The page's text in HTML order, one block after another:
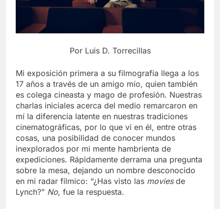
Por Luis D. Torrecillas
Mi exposición primera a su filmografía llega a los
17 años a través de un amigo mío, quien también
es colega cineasta y mago de profesión. Nuestras
charlas iniciales acerca del medio remarcaron en
mí la diferencia latente en nuestras tradiciones
cinematográficas, por lo que vi en él, entre otras
cosas, una posibilidad de conocer mundos
inexplorados por mi mente hambrienta de
expediciones. Rápidamente derrama una pregunta
sobre la mesa, dejando un nombre desconocido
en mi radar fílmico: “¿Has visto las moviesde
Lynch?” No, fue la respuesta.